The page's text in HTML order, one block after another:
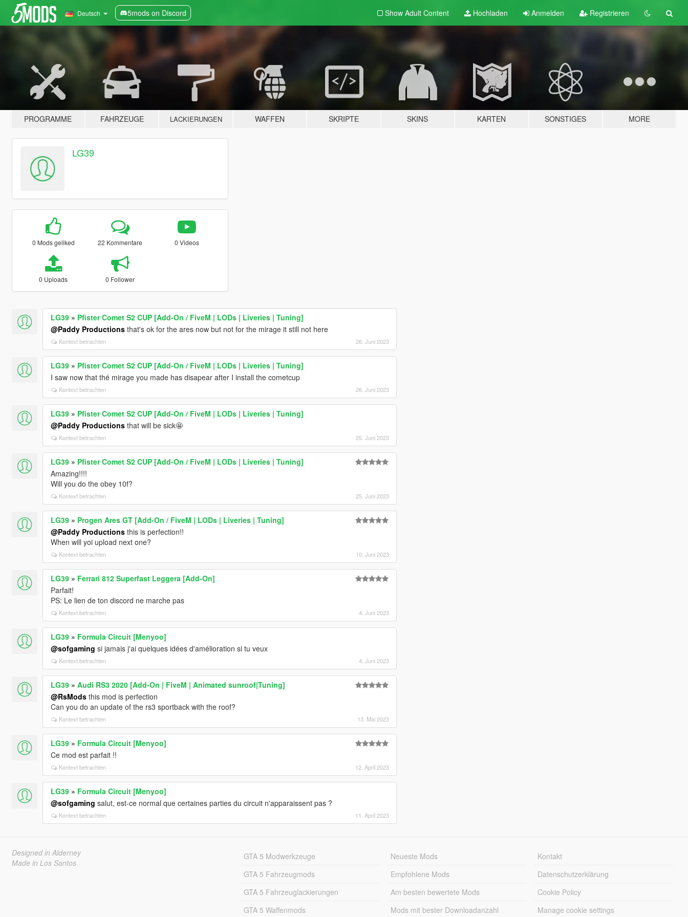
Deutsch 5mods on Discord Show Adult Content Hochladen Anmelden Registrieren
PROGRAMME FAHRZEUGE LACKIERUNGEN WAFFEN SKRIPTE SKINS KARTEN SONSTIGES MORE
LG39
0 Mods geliked 22 Kommentare 0 Videos
0 Uploads 0 Follower
LG39» Pfister Comet S2 CUP [Add-On / FiveM | LODs | Liveries | Tuning]
@Paddy Productionsthat's ok for the ares now but not for the mirage it still not here
Kontext betrachten 26. Juni 2023
LG39» Pfister Comet S2 CUP [Add-On / FiveM | LODs | Liveries | Tuning]
I saw now that thé mirage you made has disapear after I install the cometcup
Kontext betrachten 26. Juni 2023
LG39» Pfister Comet S2 CUP [Add-On / FiveM | LODs | Liveries | Tuning]
@Paddy Productionsthat will be sick🤩
Kontext betrachten 25. Juni 2023
LG39» Pfister Comet S2 CUP [Add-On / FiveM | LODs | Liveries | Tuning]
Amazing!!!!
Will you do the obey 10f?
Kontext betrachten 25. Juni 2023
LG39» Progen Ares GT [Add-On / FiveM | LODs | Liveries | Tuning]
@Paddy Productionsthis is perfection!!
When will yoi upload next one?
Kontext betrachten 10. Juni 2023
LG39» Ferrari 812 Superfast Leggera [Add-On]
Parfait!
PS: Le lien de ton discord ne marche pas
Kontext betrachten 4. Juni 2023
LG39» Formula Circuit [Menyoo]
@sofgaming si jamais j'ai quelques idées d'amélioration si tu veux
Kontext betrachten 4. Juni 2023
LG39» Audi RS3 2020 [Add-On | FiveM | Animated sunroof|Tuning]
@RsModsthis mod is perfection
Can you do an update of the rs3 sportback with the roof?
Kontext betrachten 13. Mai 2023
LG39» Formula Circuit [Menyoo]
Ce mod est parfait !!
Kontext betrachten 12. April 2023
LG39» Formula Circuit [Menyoo]
@sofgaming salut, est-ce normal que certaines parties du circuit n'apparaissent pas ?
Kontext betrachten 11. April 2023
Designed in Alderney
Made in Los Santos
GTA 5 Modwerkzeuge
GTA 5 Fahrzeugmods
GTA 5 Fahrzeuglackierungen
GTA 5 Waffenmods
Neueste Mods
Empfohlene Mods
Am besten bewertete Mods
Mods mit bester Downloadanzahl
Kontakt
Datenschutzerklärung
Cookie Policy
Manage cookie settings